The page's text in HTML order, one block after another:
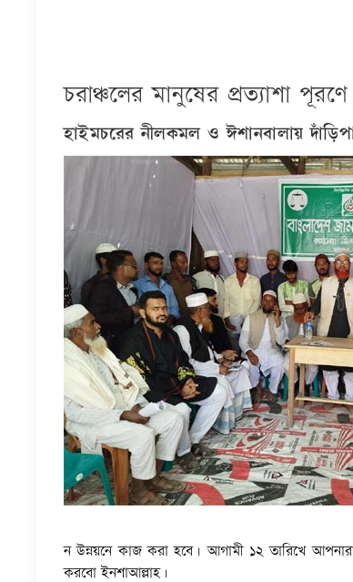
চরাঞ্চলের মানুষের প্রত্যাশা
হাইমচরের নীলকমল ও ঈশানবালায়
হাইমচরের নীলকমল ও ঈশানবালায়
চাঁদপুর-৩ আসনে ১১ দলীয় জোট
জামায়াতের সেক্রেটারি
ন উন্নয়নে কাজ করা হবে। আগামী ১২ তারিখে
করবো ইনশাআল্লাহ।